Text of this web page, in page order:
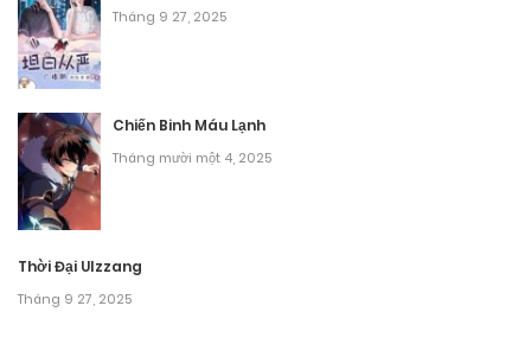
Tháng 9 28, 2025
Chương 6
Tháng 9 28, 2025
Chương 5
Tháng 9 28, 2025
Chương 4
Tháng 9 27, 2025
Chiến Binh Máu Lạnh
Tháng mười một 4, 2025
Thời Đại Ulzzang
Tháng 9 27, 2025